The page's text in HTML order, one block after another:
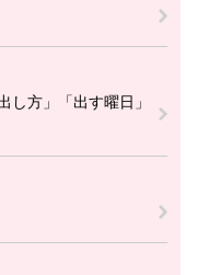
し方」「出す曜日」